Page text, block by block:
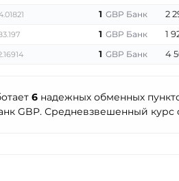
1 GBP Банк 2
1 GBP Банк 1
1 GBP Банк 4
6надежных обменных
GBP. Средневзвешенный курс